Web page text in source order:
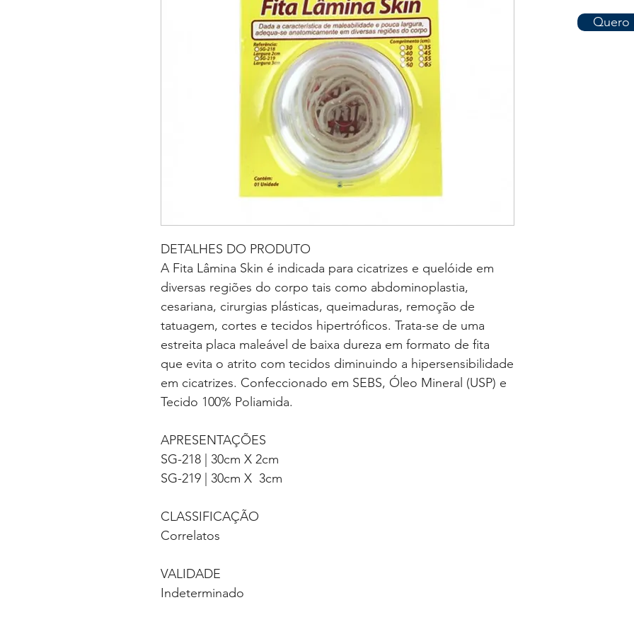
DETALHES DO PRODUTO
A Fita Lâmina Skin é indicada para cicatrizes e quelóide em
diversas regiões do corpo tais como abdominoplastia,
cesariana, cirurgias plásticas, queimaduras, remoção de
tatuagem, cortes e tecidos hipertróficos. Trata-se de uma
estreita placa maleável de baixa dureza em formato de fita
que evita o atrito com tecidos diminuindo a hipersensibilidade
em cicatrizes. Confeccionado em SEBS, Óleo Mineral (USP) e
Tecido 100% Poliamida.
APRESENTAÇÕES
SG-218 | 30cm X 2cm
SG-219 | 30cm X 3cm
CLASSIFICAÇÃO
Correlatos
VALIDADE
Indeterminado
Quero